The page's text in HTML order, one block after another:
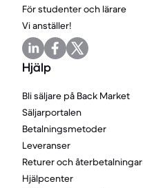
För studenter och lärare
Vi anställer!
Hjälp
Bli säljare på Back Market
Säljarportalen
Betalningsmetoder
Leveranser
Returer och återbetalningar
Hjälpcenter